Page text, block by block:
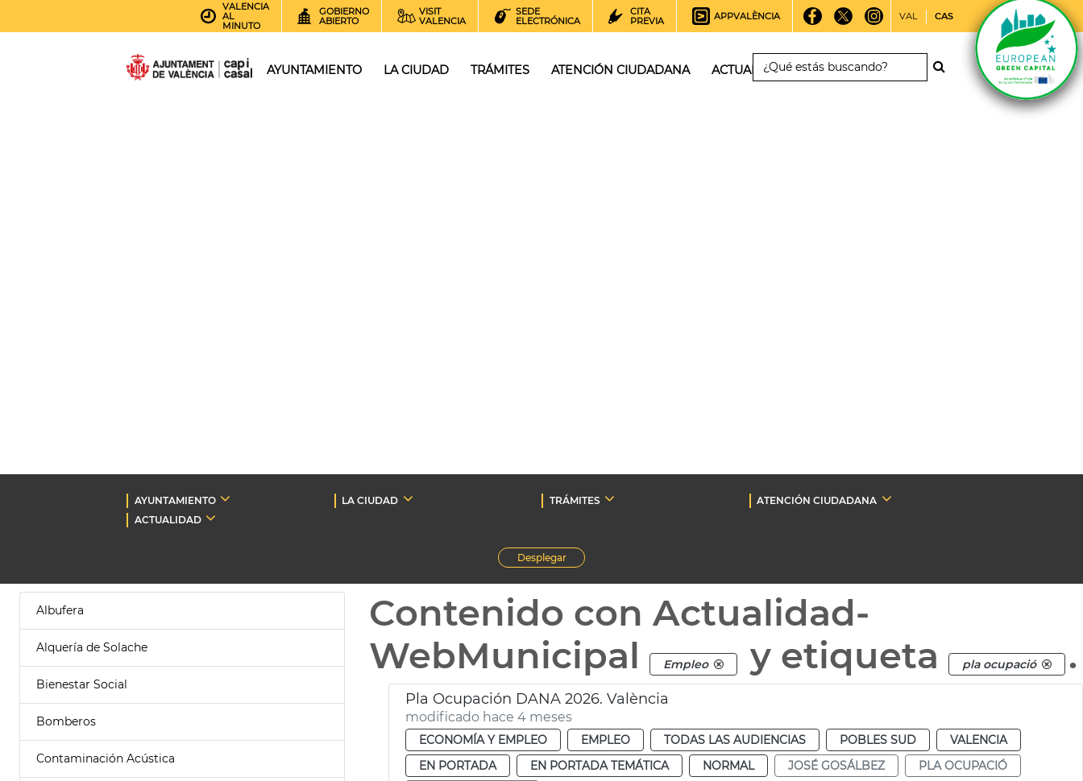
VALENCIA
AL
MINUTO
GOBIERNO
ABIERTO
VISIT
VALENCIA
SEDE
ELECTRÓNICA
CITA
PREVIA
APPVALÈNCIA VAL CAS
AYUNTAMIENTO LA CIUDAD TRÁMITES ATENCIÓN CIUDADANA ACTUALIDAD
AYUNTAMIENTO LA CIUDAD TRÁMITES
ATENCIÓN CIUDADANA
ACTUALIDAD
Desplegar
Albufera
Alquería de Solache
Bienestar Social
Bomberos
Contaminación Acústica
Contenido con Actualidad-
WebMunicipal
Empleo y etiqueta pla ocupació .
Pla Ocupación DANA 2026. València
modificado hace 4 meses
ECONOMÍA Y EMPLEO EMPLEO TODAS LAS AUDIENCIAS POBLES SUD
VALENCIA
EN PORTADA
EN PORTADA TEMÁTICA NORMAL JOSÉ GOSÁLBEZ
PLA OCUPACIÓ